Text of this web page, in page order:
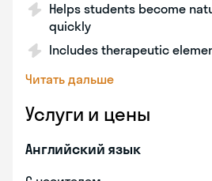
Helps students become
quickly
Includes therapeutic
Читать дальше
Услуги и цены
Английский язык